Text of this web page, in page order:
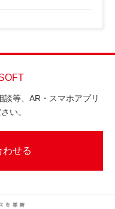
等、AR・スマホアプリ
い。
わせる